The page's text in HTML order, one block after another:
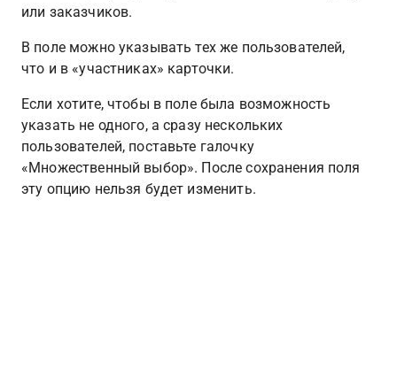
или заказчиков.
В поле можно указывать тех же пользователей,
что и в «участниках» карточки.
Если хотите, чтобы в поле была возможность
указать не одного, а сразу нескольких
пользователей, поставьте галочку
«Множественный выбор». После сохранения поля
эту опцию нельзя будет изменить.